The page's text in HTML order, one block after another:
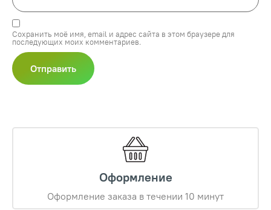
Сохранить моё имя, email и адрес сайта в этом браузере для
последующих моих комментариев.
Оформление
Оформление заказа в течении 10 минут